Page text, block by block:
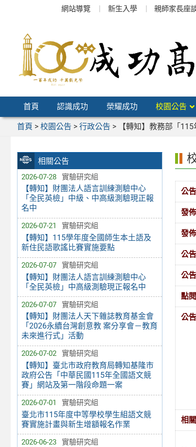
網站導覽 新生入學 親師家長座
首頁 認識成功 榮耀成功 校園公告
首頁 > 校園公告 > 行政公告 > 【轉知】教務部「
相關公告
2026-07-28 實驗研究組
【轉知】財團法人語言訓練測驗中心
「全民英檢」中級、中高級測驗現正報
名中
2026-07-21 實驗研究組
【轉知】115學年度全國師生本土語及
新住民語歌謠比賽實施要點
2026-07-07 實驗研究組
【轉知】財團法人語言訓練測驗中心
「全民英檢」中高級測驗現正報名中
2026-07-07 實驗研究組
【轉知】財團法人天下雜誌教育基金會
「2026永續台灣創意教 案分享會－教育
未來進行式」活動
2026-07-02 實驗研究組
【轉知】臺北市政府教育局轉知基隆市
政府公告「中華民國115年全國語文競
賽」網站及第一階段命題一案
2026-07-01 實驗研究組
臺北市115年度中等學校學生組語文競
賽實施計畫與新生增額報名作業
2026-06-23 實驗研究組
公
發
發
公
公
點
公
相